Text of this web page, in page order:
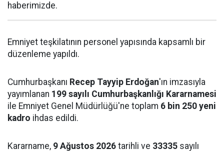
haberimizde.
Emniyet teşkilatının personel yapısında kapsamlı bir
düzenleme yapıldı.
Cumhurbaşkanı Recep Tayyip Erdoğan'ın imzasıyla
yayımlanan 199 sayılı Cumhurbaşkanlığı Kararnamesi
ile Emniyet Genel Müdürlüğü'ne toplam 6 bin 250 yeni
kadro ihdas edildi.
Kararname, 9 Ağustos 2026 tarihli ve 33335 sayılı